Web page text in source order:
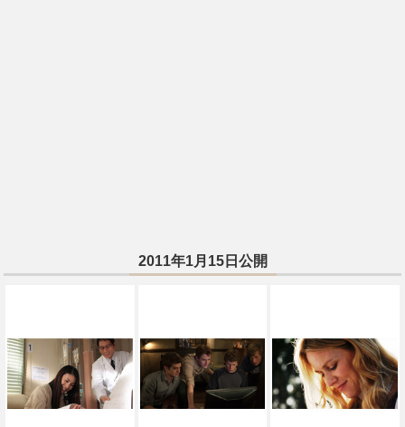
2011年1月15日公開